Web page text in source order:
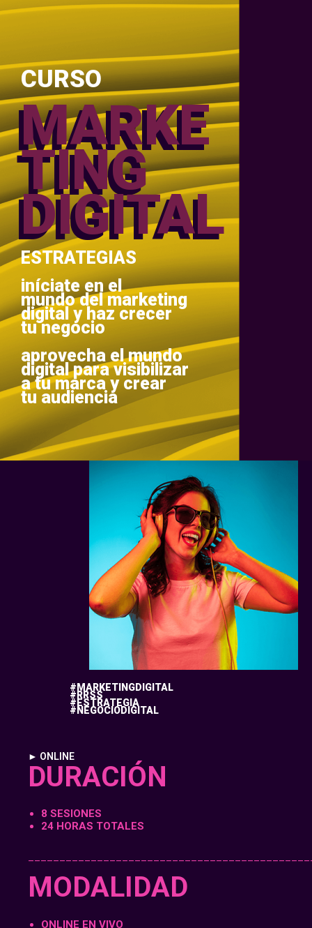
CURSO
MARKE
TING
DIGITAL
ESTRATEGIAS
iníciate en el
mundo del marketing
digital y haz crecer
tu negocio
aprovecha el mundo
digital para visibilizar
a tu marca y crear
tu audiencia
#MARKETINGDIGITAL
#RRSS
#ESTRATEGIA
#NEGOCIODIGITAL
► ONLINE
DURACIÓN
8 SESIONES
24 HORAS TOTALES
MODALIDAD
ONLINE EN VIVO